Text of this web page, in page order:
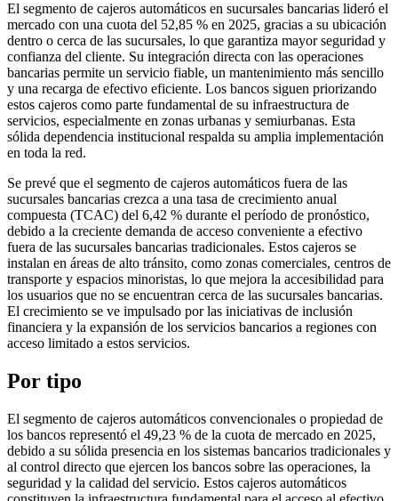
El segmento de cajeros automáticos en sucursales bancarias lideró el
mercado con una cuota del 52,85 % en 2025, gracias a su ubicación
dentro o cerca de las sucursales, lo que garantiza mayor seguridad y
confianza del cliente. Su integración directa con las operaciones
bancarias permite un servicio fiable, un mantenimiento más sencillo
y una recarga de efectivo eficiente. Los bancos siguen priorizando
estos cajeros como parte fundamental de su infraestructura de
servicios, especialmente en zonas urbanas y semiurbanas. Esta
sólida dependencia institucional respalda su amplia implementación
en toda la red.
Se prevé que el segmento de cajeros automáticos fuera de las
sucursales bancarias crezca a una tasa de crecimiento anual
compuesta (TCAC) del 6,42 % durante el período de pronóstico,
debido a la creciente demanda de acceso conveniente a efectivo
fuera de las sucursales bancarias tradicionales. Estos cajeros se
instalan en áreas de alto tránsito, como zonas comerciales, centros de
transporte y espacios minoristas, lo que mejora la accesibilidad para
los usuarios que no se encuentran cerca de las sucursales bancarias.
El crecimiento se ve impulsado por las iniciativas de inclusión
financiera y la expansión de los servicios bancarios a regiones con
acceso limitado a estos servicios.
Por tipo
El segmento de cajeros automáticos convencionales o propiedad de
los bancos representó el 49,23 % de la cuota de mercado en 2025,
debido a su sólida presencia en los sistemas bancarios tradicionales y
al control directo que ejercen los bancos sobre las operaciones, la
seguridad y la calidad del servicio. Estos cajeros automáticos